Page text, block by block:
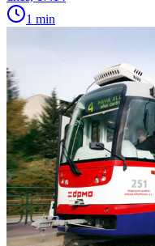
1 min